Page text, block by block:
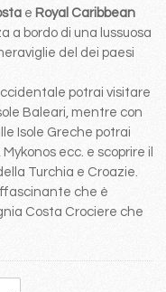
e Royal Caribbean
a bordo di una lussuosa
del dei paesi
potrai visitare
Baleari, mentre con
Isole Greche potrai
ecc. e scoprire il
Turchia e Croazie.
che è
Costa Crociere che